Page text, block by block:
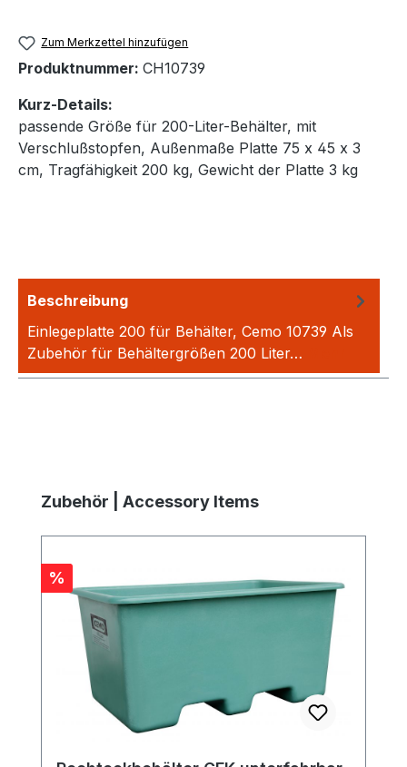
Zum Merkzettel hinzufügen
Produktnummer: CH10739
Kurz-Details:
passende Größe für 200-Liter-Behälter, mit
Verschlußstopfen, Außenmaße Platte 75 x 45 x 3
cm, Tragfähigkeit 200 kg, Gewicht der Platte 3 kg
Beschreibung
Einlegeplatte 200 für Behälter, Cemo 10739 Als
Zubehör für Behältergrößen 200 Liter…
Produktgalerie überspringen
Zubehör | Accessory Items
Rabatt
%